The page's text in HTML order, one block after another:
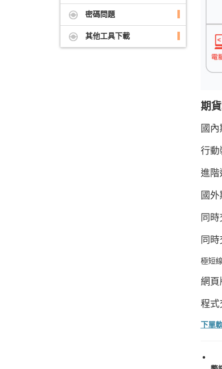
密碼問題
其他工具下載
期
國
行動
進階
國
同
同
極短
網頁
程式
下單